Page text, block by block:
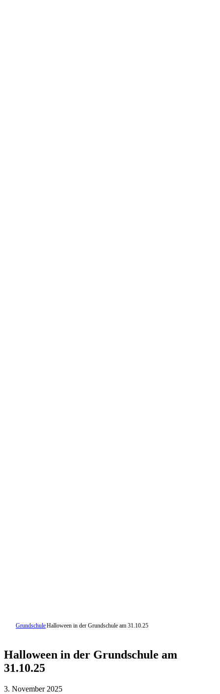
GrundschuleHalloween in der Grundschule am 31.10.25
Halloween in der Grundschule am
31.10.25
3. November 2025